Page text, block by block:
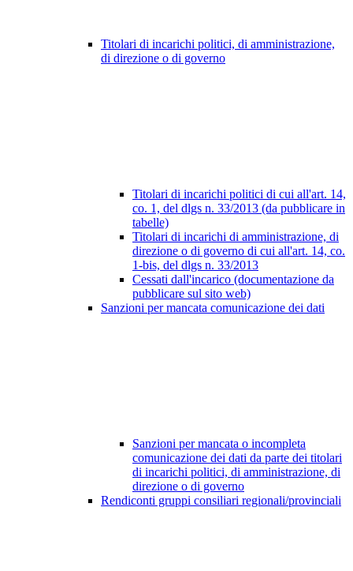
Titolari di incarichi politici, di amministrazione,
di direzione o di governo
Titolari di incarichi politici di cui all'art. 14,
co. 1, del dlgs n. 33/2013 (da pubblicare in
tabelle)
Titolari di incarichi di amministrazione, di
direzione o di governo di cui all'art. 14, co.
1-bis, del dlgs n. 33/2013
Cessati dall'incarico (documentazione da
pubblicare sul sito web)
Sanzioni per mancata comunicazione dei dati
Sanzioni per mancata o incompleta
comunicazione dei dati da parte dei titolari
di incarichi politici, di amministrazione, di
direzione o di governo
Rendiconti gruppi consiliari regionali/provinciali